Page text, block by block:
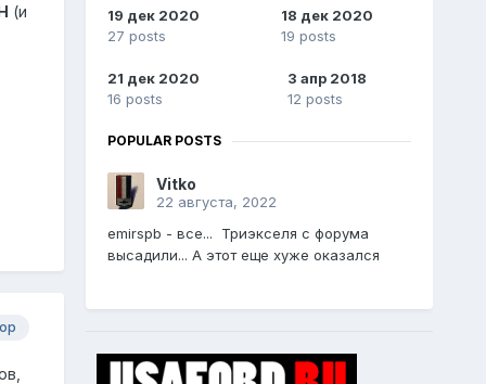
(и
19 дек 2020
27 posts
18 дек 2020
19 posts
21 дек 2020
16 posts
3 апр 2018
12 posts
POPULAR POSTS
Vitko
22 августа, 2022
emirspb - все... Триэкселя с форума
высадили... А этот еще хуже оказался